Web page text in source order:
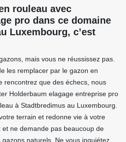
rouleau avec
pro dans ce domaine
Luxembourg, c’est
mais vous ne réussissez pas.
les remplacer par le gazon en
rencontrez que des échecs, nous
Holderbaum elagage entreprise pro
à Stadtbredimus au Luxembourg.
terrain et redonne vie à votre
ne demande pas beaucoup de
naturels. Ne vous inquiétez